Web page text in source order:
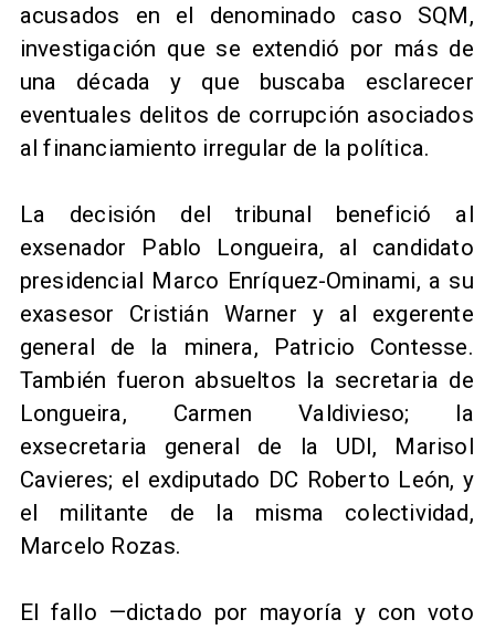
acusados en el denominado caso SQM,
investigación que se extendió por más de
una década y que buscaba esclarecer
eventuales delitos de corrupción asociados
al financiamiento irregular de la política.
La decisión del tribunal benefició al
exsenador Pablo Longueira, al candidato
presidencial Marco Enríquez-Ominami, a su
exasesor Cristián Warner y al exgerente
general de la minera, Patricio Contesse.
También fueron absueltos la secretaria de
Longueira, Carmen Valdivieso; la
exsecretaria general de la UDI, Marisol
Cavieres; el exdiputado DC Roberto León, y
el militante de la misma colectividad,
Marcelo Rozas.
El fallo —dictado por mayoría y con voto